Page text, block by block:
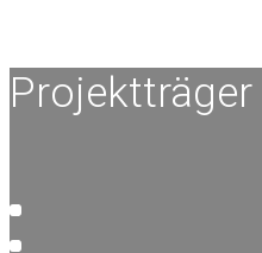
Projektträger